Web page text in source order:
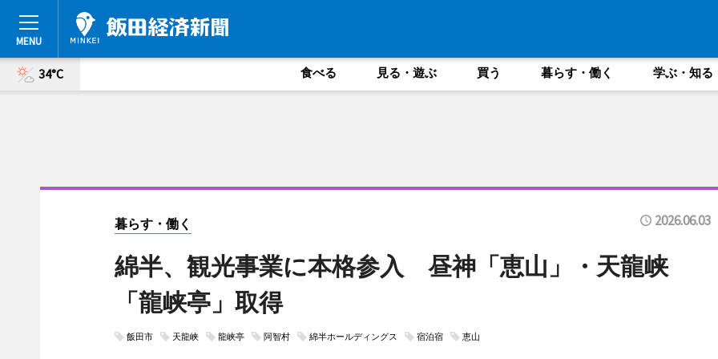
34°C 食べる 見る・遊ぶ 買う 暮らす・働く 学ぶ・知る
暮らす・働く 2026.06.03
綿半、観光事業に本格参入 昼神「恵山」・天龍峡
「龍峡亭」取得
飯田市 天龍峡 龍峡亭 阿智村 綿半ホールディングス 宿泊宿 恵山